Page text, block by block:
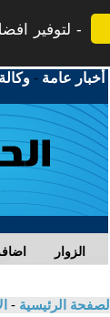
لتوفير
أخبار عامة -
الزوار
الصفحة الرئيسية -